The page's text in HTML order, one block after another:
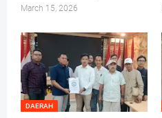
March 15, 2026
DAERAH